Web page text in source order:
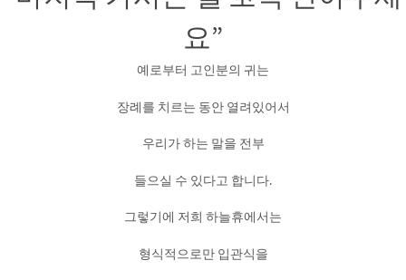
요”
예로부터 고인분의 귀는
장례를 치르는 동안 열려있어서
우리가 하는 말을 전부
들으실 수 있다고 합니다.
그렇기에 저희 하늘휴에서는
형식적으로만 입관식을